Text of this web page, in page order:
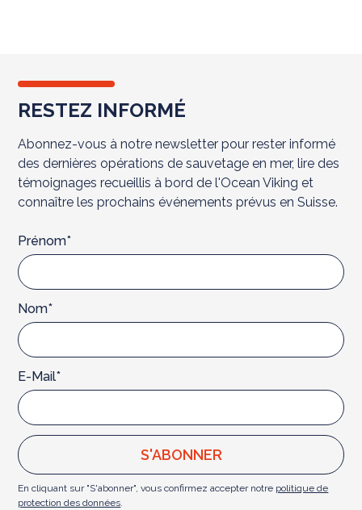
RESTEZ INFORMÉ
Abonnez-vous à notre newsletter pour rester informé
des dernières opérations de sauvetage en mer, lire des
témoignages recueillis à bord de l'Ocean Viking et
connaître les prochains événements prévus en Suisse.
Prénom*
Nom*
E-Mail*
En cliquant sur "S'abonner", vous confirmez accepter notre politique de
protection des données.